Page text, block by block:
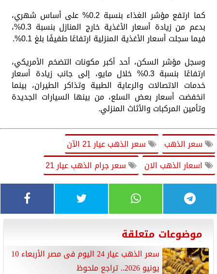
كما ارتفع مؤشر الغذاء بنسبة 0.2% على أساس شهري،
بدعم من زيادة أسعار الأغذية خارج المنازل بنسبة 0.3%،
فيما سجلت أسعار الأغذية المنزلية ارتفاعًا طفيفًا بلغ 0.1%.
وسجل مؤشر السكن، أحد أكبر مكونات التضخم الأمريكي،
ارتفاعًا بنسبة 0.3% خلال مايو، إلى جانب زيادة أسعار
خدمات الاتصالات والرعاية الطبية وتذاكر الطيران، بينما
انخفضت أسعار بعض السلع، من بينها السيارات الجديدة
وتأمين المركبات والأثاث المنزلي.
سعر الذهب
سعر الذهب عيار 21 الآن
اسعار الذهب الان
سعر جرام الذهب عيار 21
موضوعات متعلقة
سعر الذهب عيار 24 اليوم فى مصر الأربعاء 10
يونيو 2026.. تراجع ملحوظ